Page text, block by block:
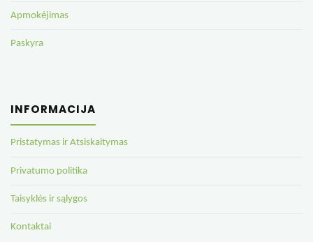
Apmokėjimas
Paskyra
INFORMACIJA
Pristatymas ir Atsiskaitymas
Privatumo politika
Taisyklės ir sąlygos
Kontaktai